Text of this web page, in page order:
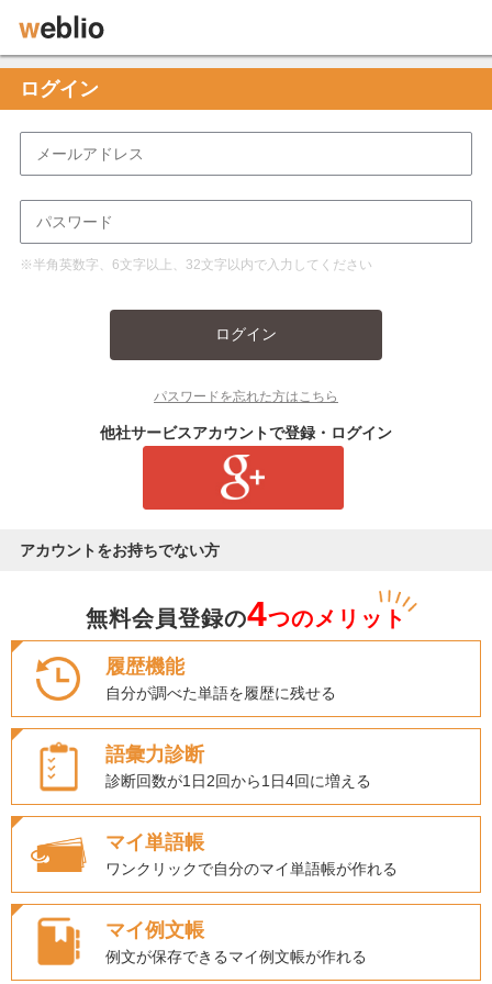
ログイン
※半角英数字、6文字以上、32文字以内で入力してください
ログイン
パスワードを忘れた方はこちら
他社サービスアカウントで登録・ログイン
アカウントをお持ちでない方
無料会員登録の4つのメリット
履歴機能
自分が調べた単語を履歴に残せる
語彙力診断
診断回数が1日2回から1日4回に増える
マイ単語帳
ワンクリックで自分のマイ単語帳が作れる
マイ例文帳
例文が保存できるマイ例文帳が作れる